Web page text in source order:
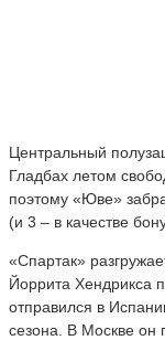
Центральный
Гладбах летом
поэтому «Юве»
(и 3 – в качестве
«Спартак»
Йоррита Хендрикса
отправился в
сезона. В Москве он